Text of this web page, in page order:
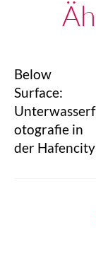
Below
Surface:
Unterwasserf
otografie in
der Hafencity